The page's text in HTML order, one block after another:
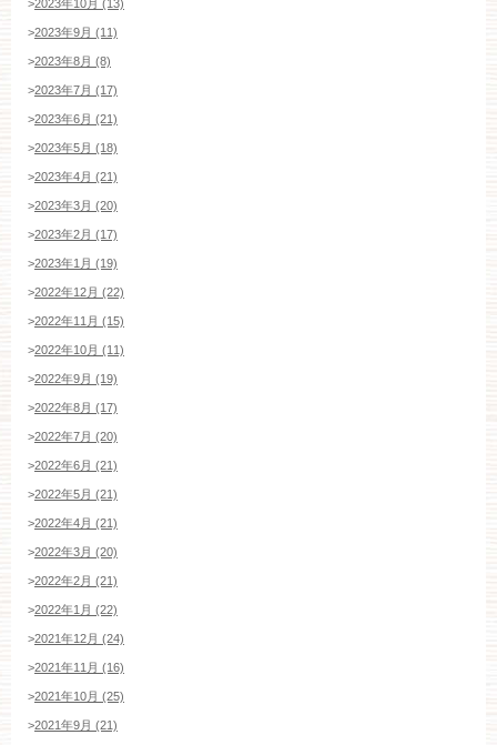
>2023年10月 (13)
>2023年9月 (11)
>2023年8月 (8)
>2023年7月 (17)
>2023年6月 (21)
>2023年5月 (18)
>2023年4月 (21)
>2023年3月 (20)
>2023年2月 (17)
>2023年1月 (19)
>2022年12月 (22)
>2022年11月 (15)
>2022年10月 (11)
>2022年9月 (19)
>2022年8月 (17)
>2022年7月 (20)
>2022年6月 (21)
>2022年5月 (21)
>2022年4月 (21)
>2022年3月 (20)
>2022年2月 (21)
>2022年1月 (22)
>2021年12月 (24)
>2021年11月 (16)
>2021年10月 (25)
>2021年9月 (21)
ブライダルフェア・見学ご希望のお客様
平日 12：00〜20：00